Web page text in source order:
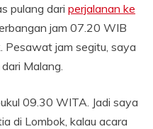
pulang dari perjalanan ke
jam 07.20 WIB
Pesawat jam segitu, saya
Malang.
09.30 WITA. Jadi saya
di Lombok, kalau acara